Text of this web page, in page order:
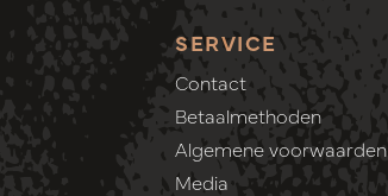
SERVICE
Contact
Betaalmethoden
Algemene voorwaarden
Media